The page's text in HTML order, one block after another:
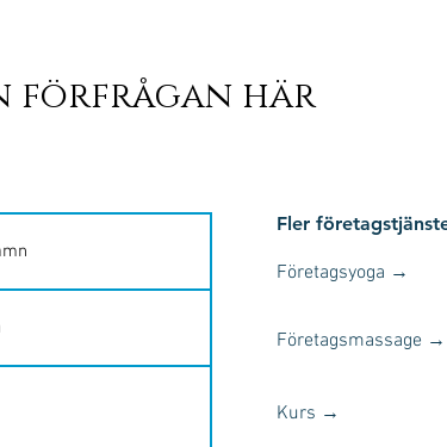
förfrågan här
Fler
Företagsyoga →
Företagsmassage →
Kurs →